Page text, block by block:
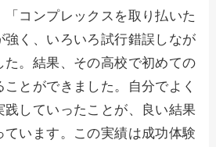
「コンプレックスを取り払いた
強く、いろいろ試行錯誤しなが
た。結果、その高校で初めての
ことができました。自分でよく
していったことが、良い結果
ています。この実績は成功体験